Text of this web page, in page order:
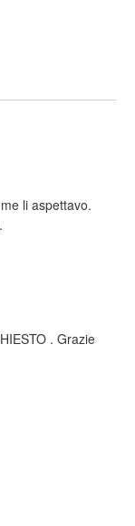
li aspettavo.
. Grazie